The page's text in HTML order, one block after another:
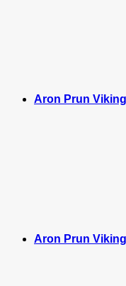
Aron Prun Viking
Aron Prun Viking